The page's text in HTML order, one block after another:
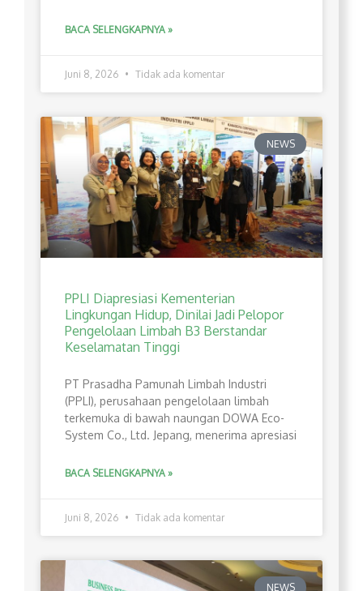
BACA SELENGKAPNYA »
Juni 8, 2026 Tidak ada komentar
NEWS
PPLI Diapresiasi Kementerian
Lingkungan Hidup, Dinilai Jadi Pelopor
Pengelolaan Limbah B3 Berstandar
Keselamatan Tinggi
PT Prasadha Pamunah Limbah Industri
(PPLI), perusahaan pengelolaan limbah
terkemuka di bawah naungan DOWA Eco-
System Co., Ltd. Jepang, menerima apresiasi
BACA SELENGKAPNYA »
Juni 8, 2026 Tidak ada komentar
NEWS